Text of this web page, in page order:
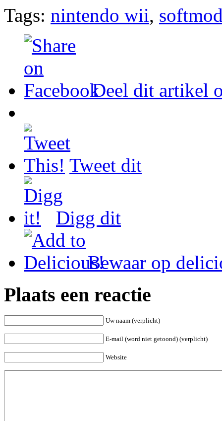
Tags: nintendo wii,
Deel dit artikel
Tweet dit
Digg dit
Bewaar op
Plaats een reactie
Uw naam (verplicht)
E-mail (word niet getoond) (verplicht)
Website